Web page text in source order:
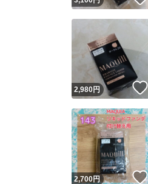
2,980円
2,700円